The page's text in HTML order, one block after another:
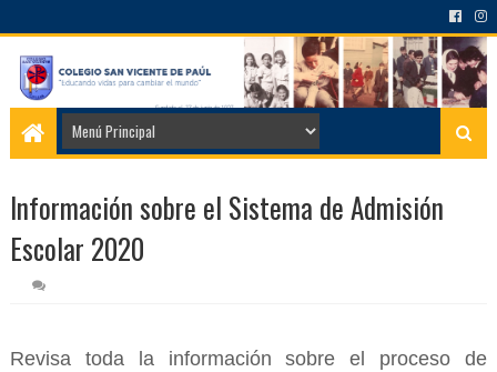
Información sobre el Sistema de Admisión
Escolar 2020
Revisa toda la información sobre el proceso de